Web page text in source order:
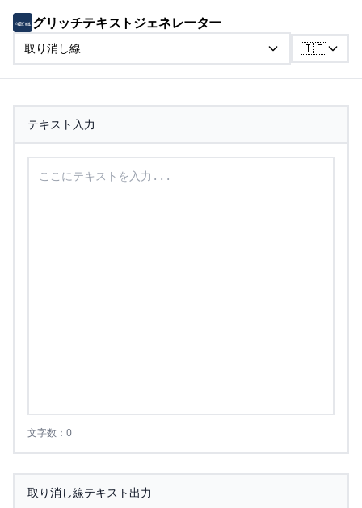
グリッチテキストジェネレーター
取り消し線 🇯🇵
テキスト入力
文字数：0
取り消し線テキスト出力